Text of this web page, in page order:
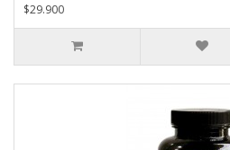
$29.900